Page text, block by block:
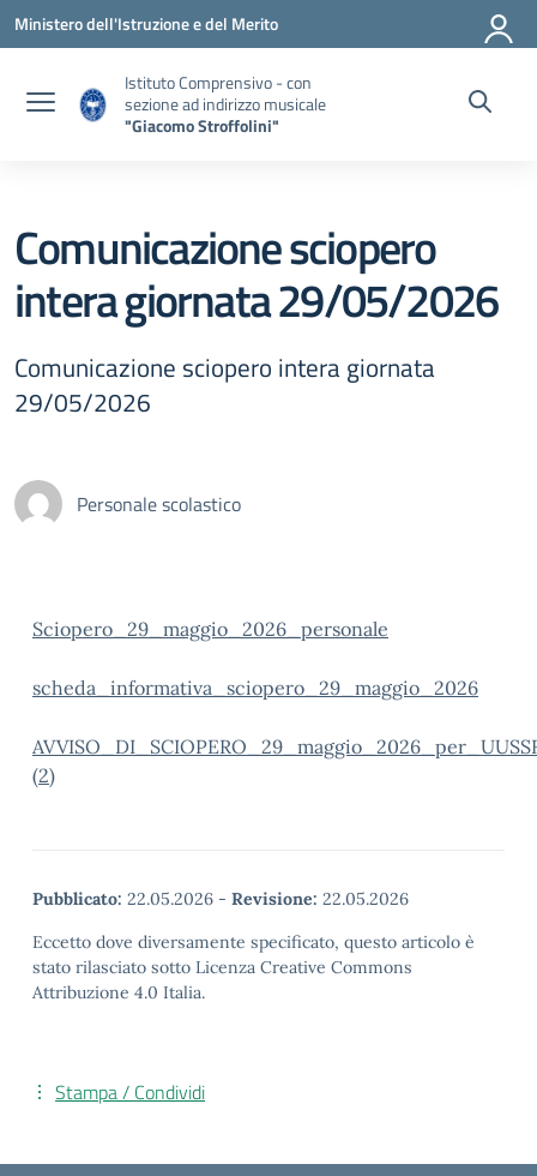
Vai ai contenuti
Vai al menu di navigazione
Vai al footer
Ministero dell'Istruzione e del Merito
Istituto Comprensivo - con
sezione ad indirizzo musicale
"Giacomo Stroffolini"
Comunicazione sciopero
intera giornata 29/05/2026
Comunicazione sciopero intera giornata
29/05/2026
Personale scolastico
Sciopero_29_maggio_2026_personale
scheda_informativa_sciopero_29_maggio_2026
(2)
Pubblicato: 22.05.2026 - Revisione: 22.05.2026
Eccetto dove diversamente specificato, questo articolo è
stato rilasciato sotto Licenza Creative Commons
Attribuzione 4.0 Italia.
Stampa / Condividi